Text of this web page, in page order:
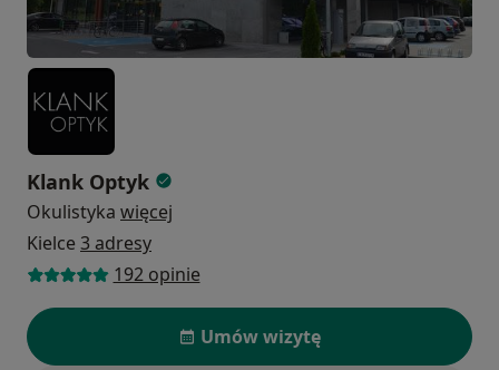
Klank Optyk
Okulistyka więcej
Kielce 3 adresy
192 opinie
Umów wizytę